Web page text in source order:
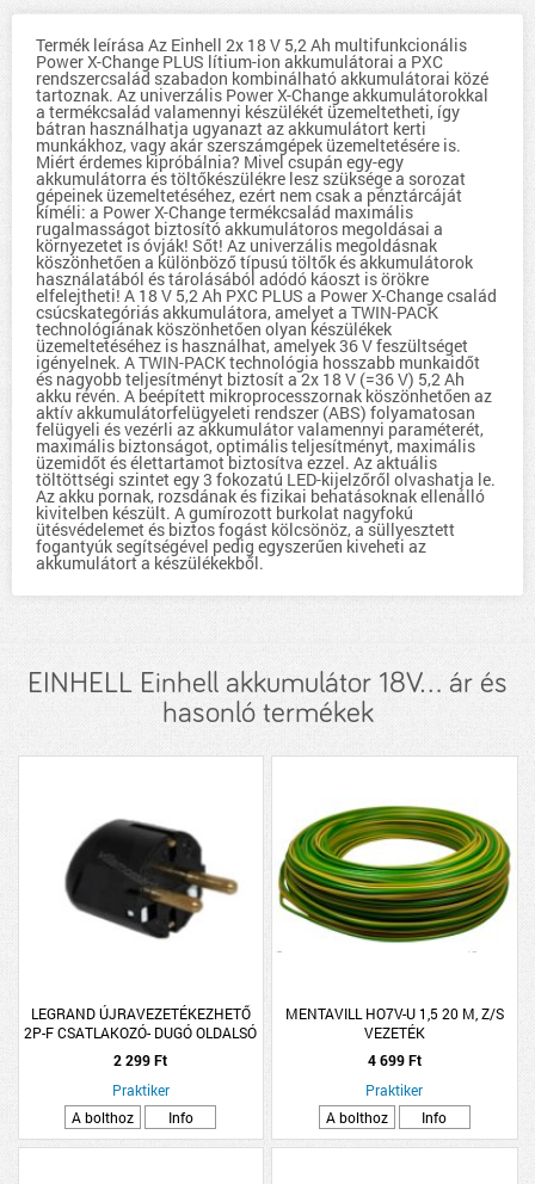
Termék leírása Az Einhell 2x 18 V 5,2 Ah multifunkcionális
Power X-Change PLUS lítium-ion akkumulátorai a PXC
rendszercsalád szabadon kombinálható akkumulátorai közé
tartoznak. Az univerzális Power X-Change akkumulátorokkal
a termékcsalád valamennyi készülékét üzemeltetheti, így
bátran használhatja ugyanazt az akkumulátort kerti
munkákhoz, vagy akár szerszámgépek üzemeltetésére is.
Miért érdemes kipróbálnia? Mivel csupán egy-egy
akkumulátorra és töltőkészülékre lesz szüksége a sorozat
gépeinek üzemeltetéséhez, ezért nem csak a pénztárcáját
kíméli: a Power X-Change termékcsalád maximális
rugalmasságot biztosító akkumulátoros megoldásai a
környezetet is óvják! Sőt! Az univerzális megoldásnak
köszönhetően a különböző típusú töltők és akkumulátorok
használatából és tárolásából adódó káoszt is örökre
elfelejtheti! A 18 V 5,2 Ah PXC PLUS a Power X-Change család
csúcskategóriás akkumulátora, amelyet a TWIN-PACK
technológiának köszönhetően olyan készülékek
üzemeltetéséhez is használhat, amelyek 36 V feszültséget
igényelnek. A TWIN-PACK technológia hosszabb munkaidőt
és nagyobb teljesítményt biztosít a 2x 18 V (=36 V) 5,2 Ah
akku révén. A beépített mikroprocesszornak köszönhetően az
aktív akkumulátorfelügyeleti rendszer (ABS) folyamatosan
felügyeli és vezérli az akkumulátor valamennyi paraméterét,
maximális biztonságot, optimális teljesítményt, maximális
üzemidőt és élettartamot biztosítva ezzel. Az aktuális
töltöttségi szintet egy 3 fokozatú LED-kijelzőről olvashatja le.
Az akku pornak, rozsdának és fizikai behatásoknak ellenálló
kivitelben készült. A gumírozott burkolat nagyfokú
ütésvédelemet és biztos fogást kölcsönöz, a süllyesztett
fogantyúk segítségével pedig egyszerűen kiveheti az
akkumulátort a készülékekből.
EINHELL Einhell akkumulátor 18V... ár és
hasonló termékek
LEGRAND ÚJRAVEZETÉKEZHETŐ
2P-F CSATLAKOZÓ- DUGÓ OLDALSÓ
VEZETÉKBEKÖTÉSSEL FEK
2 299 Ft
Praktiker
A bolthoz
Info
MENTAVILL HO7V-U 1,5 20 M, Z/S
VEZETÉK
4 699 Ft
Praktiker
A bolthoz
Info